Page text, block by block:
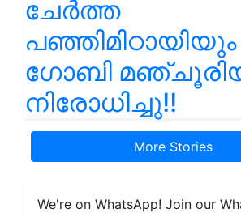
ചേർത്ത
പഞ്ഞിമിഠായിയും
ഗോബി
നിരോധിച്ചു!!
More Stories
We're on WhatsApp! Join our